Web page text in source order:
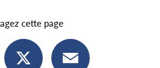
cette page
Facebook